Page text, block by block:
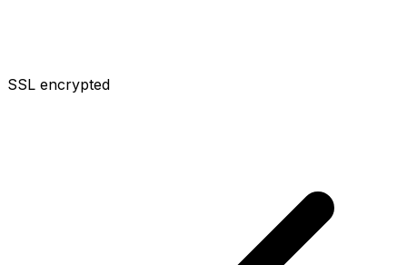
SSL encrypted